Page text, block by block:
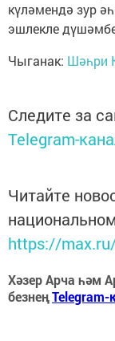
күләмендә зур
эшлекле
Чыганак: Шәһри
Следите за
Telegram-
Читайте
https://
Хәзер Арча һәм
безнеңTelegram-